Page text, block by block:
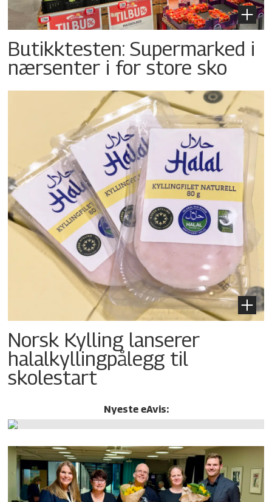
Butikktesten: Supermarked i
nærsenter i for store sko
Norsk Kylling lanserer
halalkylling­pålegg til
skolestart
Nyeste eAvis: